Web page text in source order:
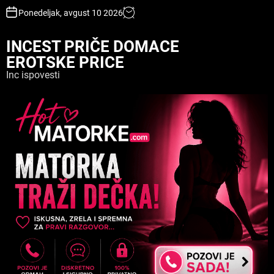
Ponedeljak, avgust 10 2026
INCEST PRIČE DOMACE
EROTSKE PRICE
Inc ispovesti